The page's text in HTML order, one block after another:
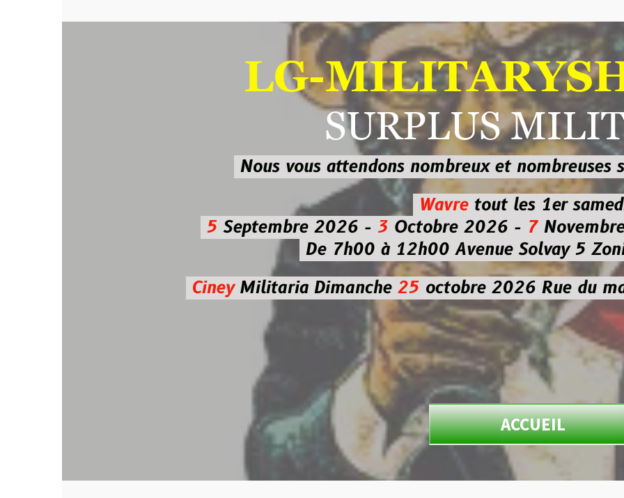
LG-
SURPLUS
Nous vous attendons nombreux et nombreusessur les
Wavre
tout les 1er samedi
Septembre 2026 -3Octobre 2026 - 7Novembre 2026
De 7h00 à 12h00 Avenue Solvay 5 Zoning
MilitariaDimanche25octobre 2026Rue du marché
ACCUEIL